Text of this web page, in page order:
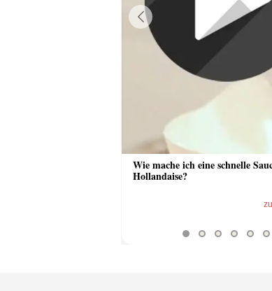
Wie mache ich eine schnelle
Hollandaise?
Previous